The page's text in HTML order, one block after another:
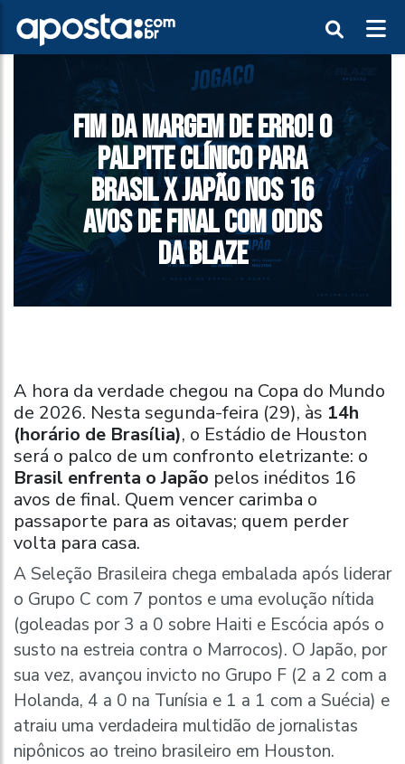
FIM DA MARGEM DE ERRO! O
PALPITE CLÍNICO PARA
BRASIL X JAPÃO NOS 16
AVOS DE FINAL COM ODDS
DA BLAZE
A hora da verdade chegou na Copa do Mundo
de 2026. Nesta segunda-feira (29), às 14h
(horário de Brasília), o Estádio de Houston
será o palco de um confronto eletrizante: o
Brasil enfrenta o Japão pelos inéditos 16
avos de final. Quem vencer carimba o
passaporte para as oitavas; quem perder
volta para casa.
A Seleção Brasileira chega embalada após liderar
o Grupo C com 7 pontos e uma evolução nítida
(goleadas por 3 a 0 sobre Haiti e Escócia após o
susto na estreia contra o Marrocos). O Japão, por
sua vez, avançou invicto no Grupo F (2 a 2 com a
Holanda, 4 a 0 na Tunísia e 1 a 1 com a Suécia) e
atraiu uma verdadeira multidão de jornalistas
nipônicos ao treino brasileiro em Houston.